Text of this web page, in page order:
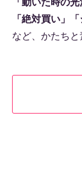
「絶対買い」
など、かたちと